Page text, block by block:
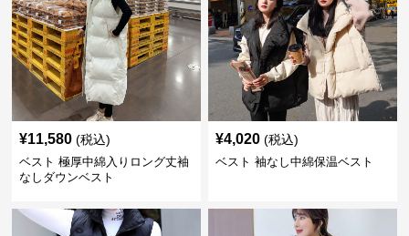
¥11,580 (税込)
ベスト 極厚中綿入りロング丈袖
なしダウンベスト
¥4,020 (税込)
ベスト 袖なし中綿保温ベスト